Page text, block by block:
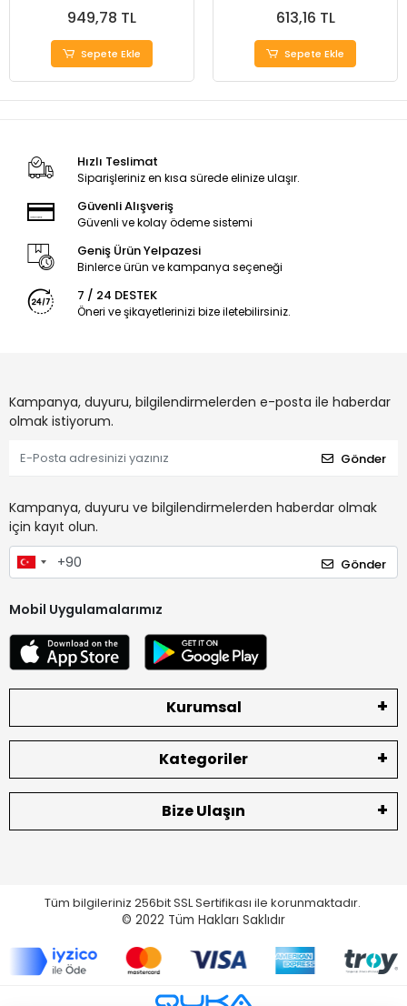
949,78 TL
Sepete Ekle
613,16 TL
Sepete Ekle
Hızlı Teslimat
Siparişleriniz en kısa sürede elinize ulaşır.
Güvenli Alışveriş
Güvenli ve kolay ödeme sistemi
Geniş Ürün Yelpazesi
Binlerce ürün ve kampanya seçeneği
7 / 24 DESTEK
Öneri ve şikayetlerinizi bize iletebilirsiniz.
Kampanya, duyuru, bilgilendirmelerden e-posta ile haberdar
olmak istiyorum.
Gönder
Kampanya, duyuru ve bilgilendirmelerden haberdar olmak
için kayıt olun.
Gönder
Mobil Uygulamalarımız
Kurumsal
Kategoriler
Bize Ulaşın
Tüm bilgileriniz 256bit SSL Sertifikası ile korunmaktadır.
© 2022 Tüm Hakları Saklıdır